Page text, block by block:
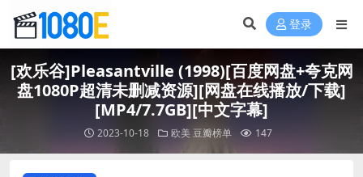
登录
[欢乐谷]Pleasantville (1998)[百度网盘+夸克网
盘1080P超清未删减资源][网盘在线播放/下载]
[MP4/7.7GB][中文字幕]
2023-10-18 欧美豆瓣榜单 147